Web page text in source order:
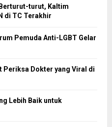
turut, Kaltim
di TC Terakhir
Pemuda Anti-LGBT Gelar
Periksa Dokter yang Viral di
Lebih Baik untuk